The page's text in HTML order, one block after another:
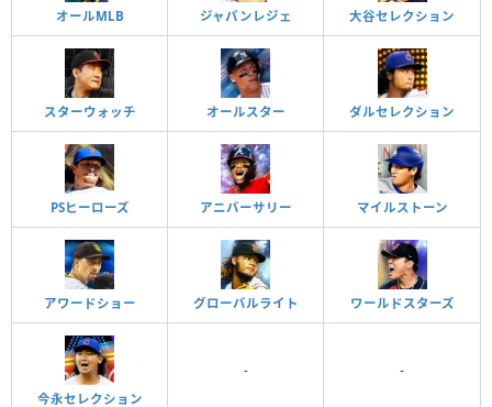
オールMLB ジャパンレジェ 大谷セレクション
スターウォッチ オールスター ダルセレクション
PSヒーローズ アニバーサリー マイルストーン
アワードショー グローバルライト ワールドスターズ
今永セレクション
- -